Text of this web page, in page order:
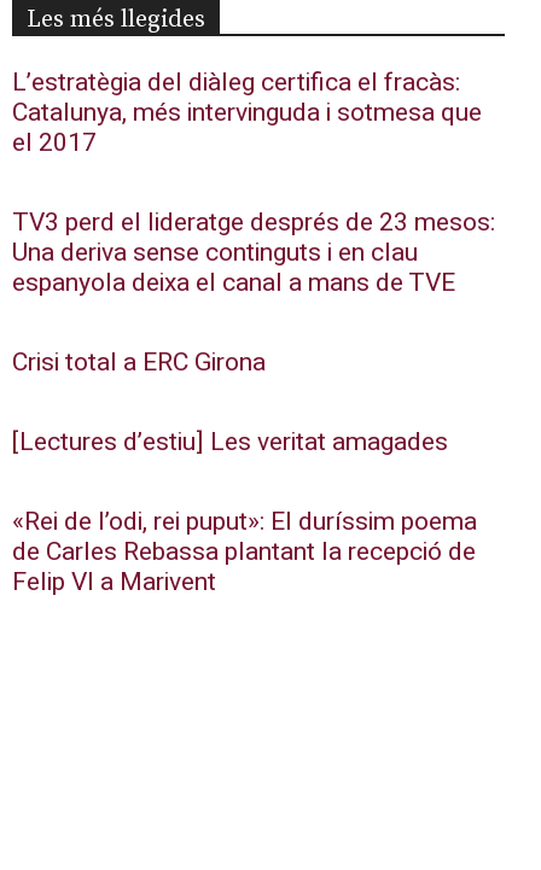
Les més llegides
L’estratègia del diàleg certifica el fracàs:
Catalunya, més intervinguda i sotmesa que
el 2017
TV3 perd el lideratge després de 23 mesos:
Una deriva sense continguts i en clau
espanyola deixa el canal a mans de TVE
Crisi total a ERC Girona
[Lectures d’estiu] Les veritat amagades
«Rei de l’odi, rei puput»: El duríssim poema
de Carles Rebassa plantant la recepció de
Felip VI a Marivent